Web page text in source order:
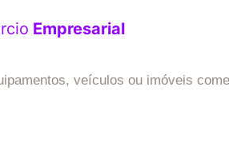
Empresarial
veículos ou imóveis